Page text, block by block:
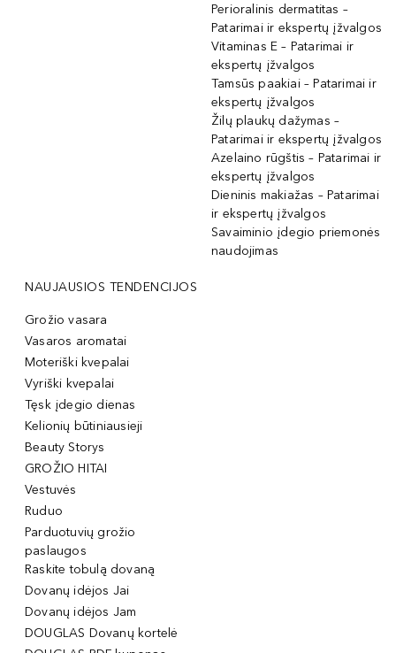
Perioralinis dermatitas –
Patarimai ir ekspertų įžvalgos
Vitaminas E – Patarimai ir
ekspertų įžvalgos
Tamsūs paakiai – Patarimai ir
ekspertų įžvalgos
Žilų plaukų dažymas –
Patarimai ir ekspertų įžvalgos
Azelaino rūgštis – Patarimai ir
ekspertų įžvalgos
Dieninis makiažas – Patarimai
ir ekspertų įžvalgos
Savaiminio įdegio priemonės
naudojimas
NAUJAUSIOS TENDENCIJOS
Grožio vasara
Vasaros aromatai
Moteriški kvepalai
Vyriški kvepalai
Tęsk įdegio dienas
Kelionių būtiniausieji
Beauty Storys
GROŽIO HITAI
Vestuvės
Ruduo
Parduotuvių grožio
paslaugos
Raskite tobulą dovaną
Dovanų idėjos Jai
Dovanų idėjos Jam
DOUGLAS Dovanų kortelė